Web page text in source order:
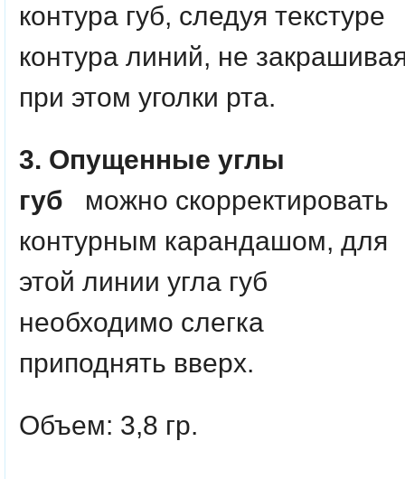
контура губ, следуя текстуре
контура линий, не
при этом уголки рта.
3. Опущенные углы
губ
можно скорректировать
контурным карандашом, для
этой линии угла губ
необходимо слегка
приподнять вверх.
Объем: 3,8 гр.